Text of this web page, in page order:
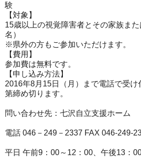
験
【対象】
15歳以上の視覚障害者とその家族ま
名）
※県外の方もご参加いただけます。
【費用】
参加費は無料です。
【申し込み方法】
2016年8月15日（月）まで電話で受け
第締め切ります。
問い合わせ先：七沢自立支援ホーム
電話 046－249－2337 FAX 046-249-
平日 午前9：00～12：00、午後13：